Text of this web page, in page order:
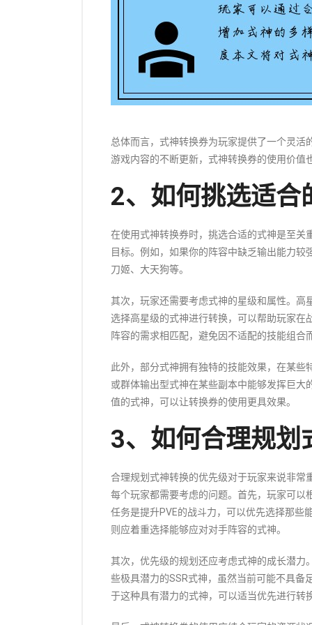
总体而言，式神转换券为玩家提供了一个灵
游戏内容的不断更新，式神转换券的使用价
2、如何挑选适合
在使用式神转换券时，挑选合适的式神是至
目标。例如，如果你的阵容中缺乏输出能力
刀姬、大天狗等。
其次，玩家还需要考虑式神的星级和属性。
选择高星级的式神进行转换，可以帮助玩家
阵容的需求相匹配，避免因不适配的技能组合
此外，部分式神拥有独特的技能效果，在某
或群体输出型式神在某些副本中能够发挥巨
值的式神，可以让转换券的使用更具效果。
3、如何合理规划
合理规划式神转换的优先级对于玩家来说非
每个玩家都需要考虑的问题。首先，玩家可
任务是提升PVE的战斗力，可以优先选择那些
则应着重选择能够应对对手阵容的式神。
其次，优先级的规划还应考虑式神的成长潜
些极具潜力的SSR式神，虽然当前可能不具
于这种具有潜力的式神，可以适当优先进行转